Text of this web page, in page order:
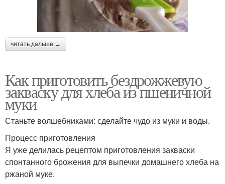
читать дальше →
Как приготовить бездрожжевую
закваску для хлеба из пшеничной
муки
Станьте волшебниками: сделайте чудо из муки и воды.
Процесс приготовления
Я уже делилась рецептом приготовления закваски
спонтанного брожения для выпечки домашнего хлеба на
ржаной муке.